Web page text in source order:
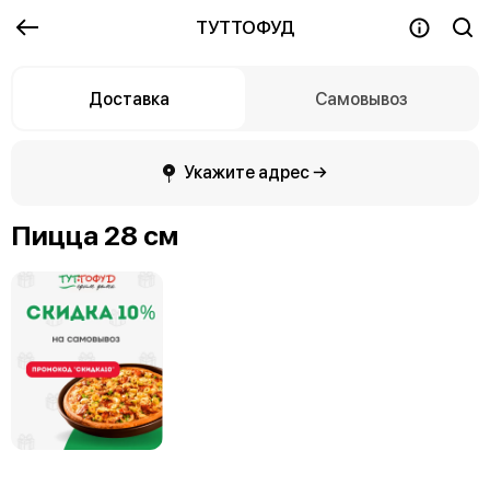
ТУТТОФУД
Доставка Самовывоз
Укажите адрес →
Пицца 28 см